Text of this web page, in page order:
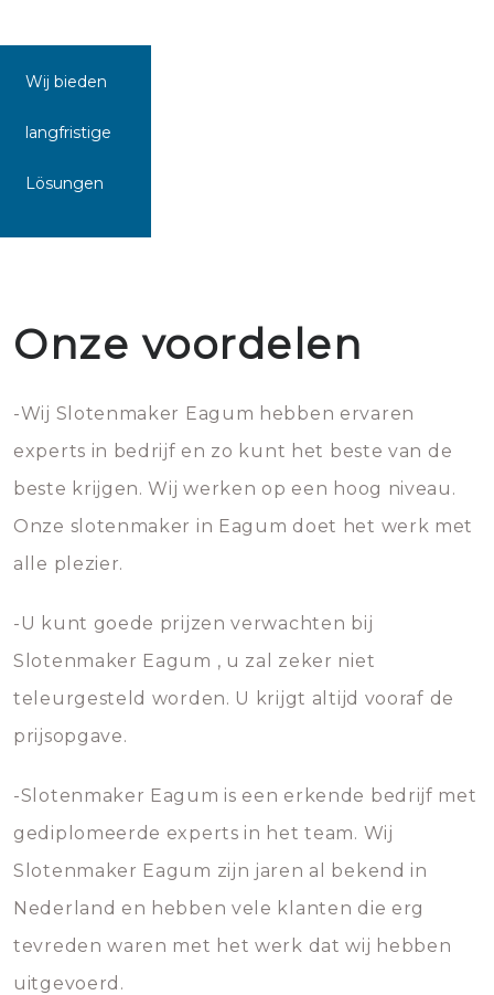
Wij bieden
langfristige
Lösungen
Onze voordelen
-Wij Slotenmaker Eagum hebben ervaren
experts in bedrijf en zo kunt het beste van de
beste krijgen. Wij werken op een hoog niveau.
Onze slotenmaker in Eagum doet het werk met
alle plezier.
-U kunt goede prijzen verwachten bij
Slotenmaker Eagum , u zal zeker niet
teleurgesteld worden. U krijgt altijd vooraf de
prijsopgave.
-Slotenmaker Eagum is een erkende bedrijf met
gediplomeerde experts in het team. Wij
Slotenmaker Eagum zijn jaren al bekend in
Nederland en hebben vele klanten die erg
tevreden waren met het werk dat wij hebben
uitgevoerd.